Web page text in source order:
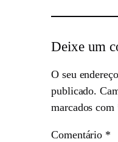
Deixe um
O seu
publicado.
marcados com
Comentário *